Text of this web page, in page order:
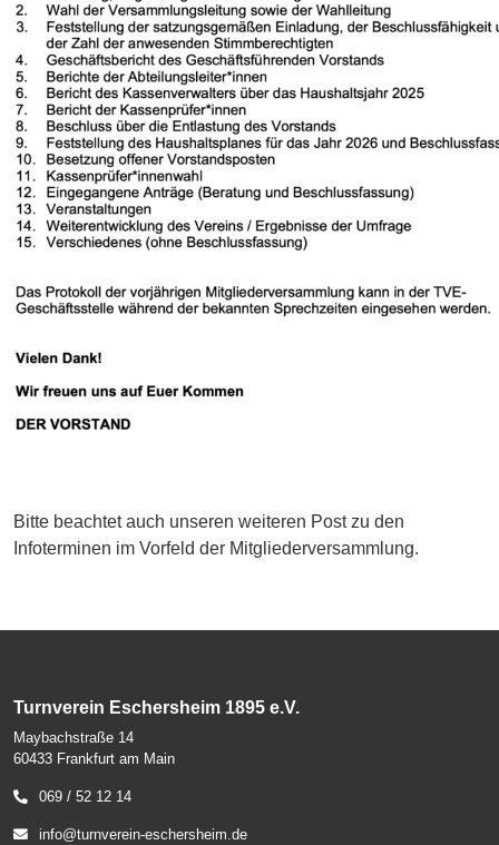
Bitte beachtet auch unseren weiteren Post zu den
Infoterminen im Vorfeld der Mitgliederversammlung.
Turnverein Eschersheim 1895 e.V.
Maybachstraße 14
60433 Frankfurt am Main
069 / 52 12 14
info@turnverein-eschersheim.de